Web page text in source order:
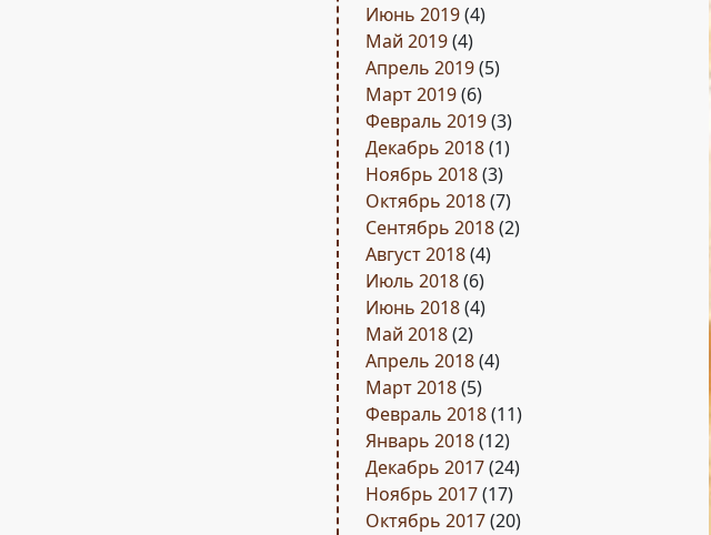
Июнь 2019(4)
Май 2019(4)
Апрель 2019(5)
Март 2019(6)
Февраль 2019(3)
Декабрь 2018(1)
Ноябрь 2018(3)
Октябрь 2018(7)
Сентябрь 2018(2)
Август 2018(4)
Июль 2018(6)
Июнь 2018(4)
Май 2018(2)
Апрель 2018(4)
Март 2018(5)
Февраль 2018(11)
Январь 2018(12)
Декабрь 2017(24)
Ноябрь 2017(17)
Октябрь 2017(20)